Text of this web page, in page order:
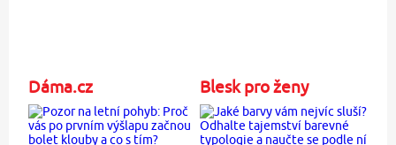
Dáma.cz Blesk pro ženy